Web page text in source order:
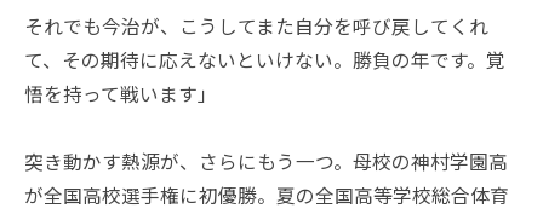
それでも今治が、こうしてまた自分を呼び戻してくれ
て、その期待に応えないといけない。勝負の年です。覚
悟を持って戦います」
突き動かす熱源が、さらにもう一つ。母校の神村学園高
が全国高校選手権に初優勝。夏の全国高等学校総合体育